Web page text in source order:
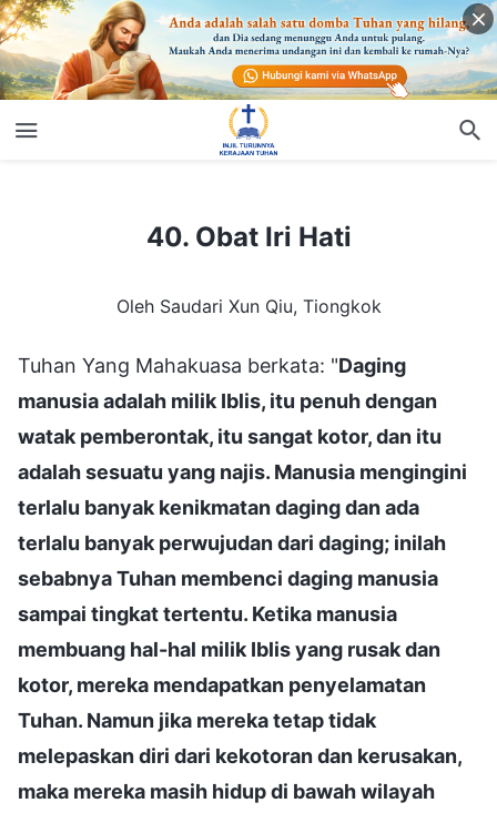
40. Obat Iri Hati
Oleh Saudari Xun Qiu, Tiongkok
Tuhan Yang Mahakuasa berkata: "Daging
manusia adalah milik Iblis, itu penuh dengan
watak pemberontak, itu sangat kotor, dan itu
adalah sesuatu yang najis. Manusia mengingini
terlalu banyak kenikmatan daging dan ada
terlalu banyak perwujudan dari daging; inilah
sebabnya Tuhan membenci daging manusia
sampai tingkat tertentu. Ketika manusia
membuang hal-hal milik Iblis yang rusak dan
kotor, mereka mendapatkan penyelamatan
Tuhan. Namun jika mereka tetap tidak
melepaskan diri dari kekotoran dan kerusakan,
maka mereka masih hidup di bawah wilayah